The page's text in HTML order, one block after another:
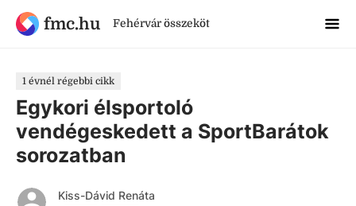
fmc.hu Fehérvár összeköt
1 évnél régebbi cikk
Egykori élsportoló
vendégeskedett a SportBarátok
sorozatban
Kiss-Dávid Renáta